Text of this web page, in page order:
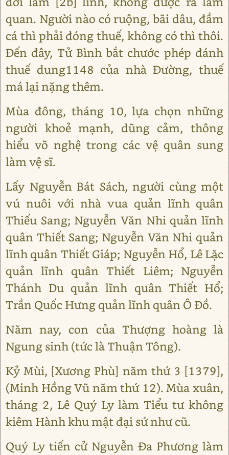
quan. Người nào có ruộng, bãi dâu, đầm
cá thì phải đóng thuế, không có thì thôi.
Đến đây, Tử Bình bắt chước phép đánh
thuế dung1148 của nhà Đường, thuế
má lại nặng thêm.
Mùa đông, tháng 10, lựa chọn những
người khoẻ mạnh, dũng cảm, thông
hiểu võ nghệ trong các vệ quân sung
làm vệ sĩ.
Lấy Nguyễn Bát Sách, người cùng một
vú nuôi với nhà vua quản lĩnh quân
Thiếu Sang; Nguyễn Văn Nhi quản lĩnh
quân Thiết Sang; Nguyễn Văn Nhi quản
lĩnh quân Thiết Giáp; Nguyễn Hổ, Lê Lặc
quản lĩnh quân Thiết Liêm; Nguyễn
Thánh Du quản lĩnh quân Thiết Hổ;
Trần Quốc Hưng quản lĩnh quân Ô Đồ.
Năm nay, con của Thượng hoàng là
Ngung sinh (tức là Thuận Tông).
Kỷ Mùi, [Xương Phù] năm thứ 3 [1379],
(Minh Hồng Vũ năm thứ 12). Mùa xuân,
tháng 2, Lê Quý Ly làm Tiểu tư không
kiêm Hành khu mật đại sứ như cũ.
Quý Ly tiến cử Nguyễn Đa Phương làm